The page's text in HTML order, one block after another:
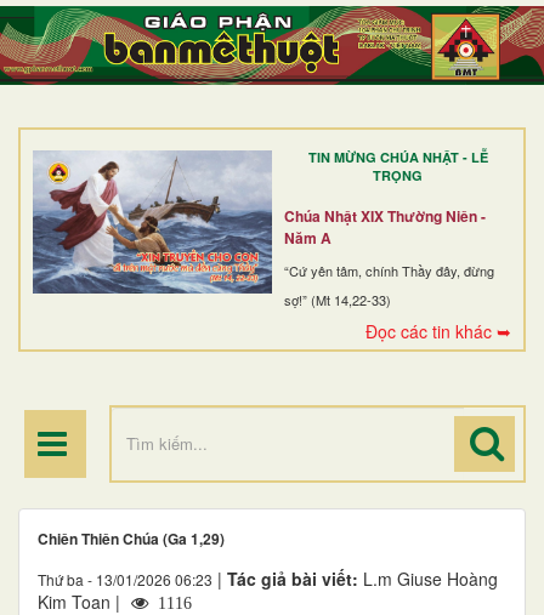
TIN MỪNG CHÚA NHẬT - LỄ
TRỌNG
Chúa Nhật XIX Thường Niên -
Năm A
“Cứ yên tâm, chính Thầy đây, đừng
sợ!” (Mt 14,22-33)
Đọc các tin khác ➥
TRANG NHẤT
GIỚI THIỆU
DÒNG TU
BAN MỤC VỤ
ĐOÀN THỂ CG
ĐIỂM HÀNH HƯƠNG
Chiên Thiên Chúa (Ga 1,29)
Thứ ba - 13/01/2026 06:23 | Tác giả bài viết: L.m Giuse Hoàng
Kim Toan |
1116